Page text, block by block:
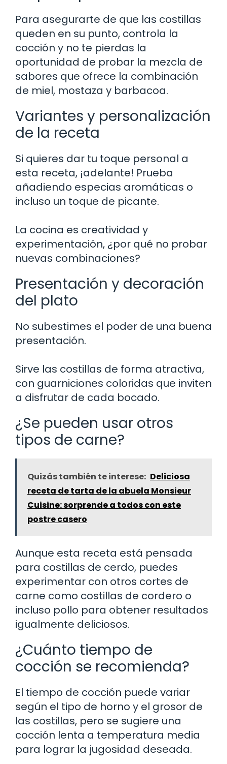
Para asegurarte de que las costillas
queden en su punto, controla la
cocción y no te pierdas la
oportunidad de probar la mezcla de
sabores que ofrece la combinación
de miel, mostaza y barbacoa.
Variantes y personalización
de la receta
Si quieres dar tu toque personal a
esta receta, ¡adelante! Prueba
añadiendo especias aromáticas o
incluso un toque de picante.
La cocina es creatividad y
experimentación, ¿por qué no probar
nuevas combinaciones?
Presentación y decoración
del plato
No subestimes el poder de una buena
presentación.
Sirve las costillas de forma atractiva,
con guarniciones coloridas que inviten
a disfrutar de cada bocado.
¿Se pueden usar otros
tipos de carne?
Quizás también te interese: Deliciosa
receta de tarta de la abuela Monsieur
Cuisine: sorprende a todos con este
postre casero
Aunque esta receta está pensada
para costillas de cerdo, puedes
experimentar con otros cortes de
carne como costillas de cordero o
incluso pollo para obtener resultados
igualmente deliciosos.
¿Cuánto tiempo de
cocción se recomienda?
El tiempo de cocción puede variar
según el tipo de horno y el grosor de
las costillas, pero se sugiere una
cocción lenta a temperatura media
para lograr la jugosidad deseada.